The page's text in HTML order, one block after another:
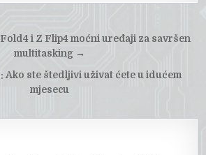
i Z Flip4 moćni uređaji za savršen
multitasking →
Ako ste štedljivi uživat ćete u idućem
mjesecu